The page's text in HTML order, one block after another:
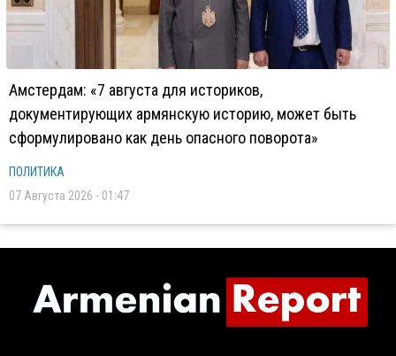
Амстердам: «7 августа для историков,
документирующих армянскую историю, может быть
сформулировано как день опасного поворота»
ПОЛИТИКА
07 Августа 2026 - 01:47